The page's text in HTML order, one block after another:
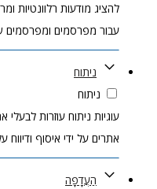
להציג מודעות רלוונטיות
עבור מפרסמים ומפרסמים
ניתוח
ניתוח
עוגיות ניתוח עוזרות
אתרים על ידי איסוף ודיווח
הַעֲדָפָה